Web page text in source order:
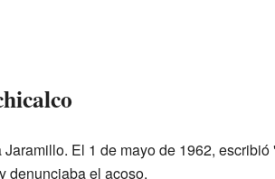
El 1 de mayo de 1962,
denunciaba el acoso.